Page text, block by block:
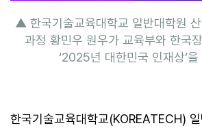
▲ 한국기술교육대학교 일반대학원
과정 황민우 원우가 교육부와 한국
‘2025년 대한민국 인재상’을
한국기술교육대학교(KOREATECH)